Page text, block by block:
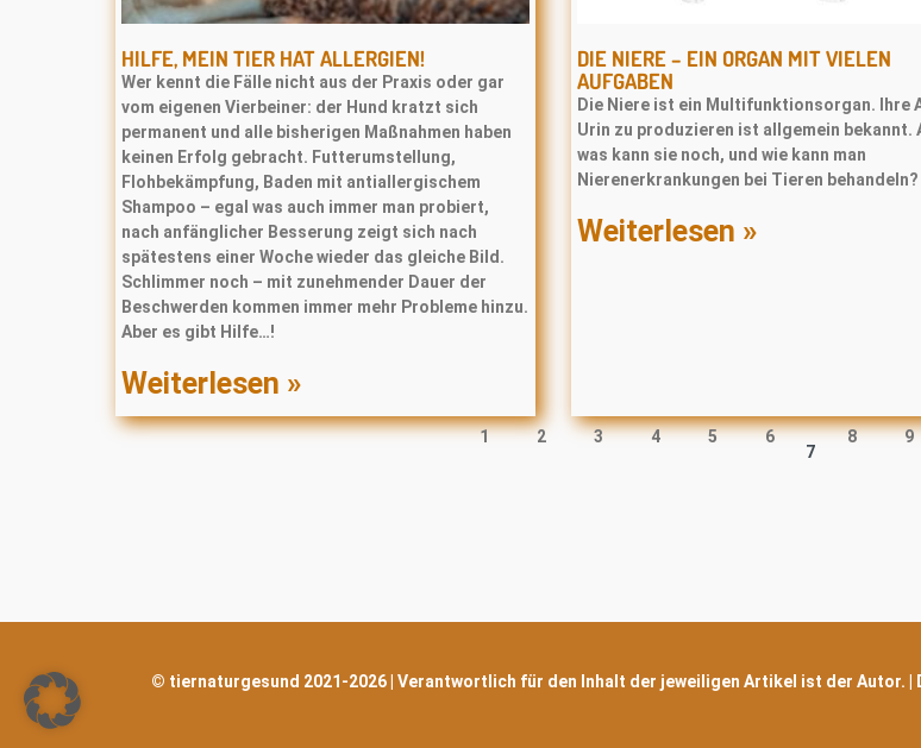
HILFE, MEIN TIER HAT ALLERGIEN!
Wer kennt die Fälle nicht aus der Praxis oder gar
vom eigenen Vierbeiner: der Hund kratzt sich
permanent und alle bisherigen Maßnahmen haben
keinen Erfolg gebracht. Futterumstellung,
Flohbekämpfung, Baden mit antiallergischem
Shampoo – egal was auch immer man probiert,
nach anfänglicher Besserung zeigt sich nach
spätestens einer Woche wieder das gleiche Bild.
Schlimmer noch – mit zunehmender Dauer der
Beschwerden kommen immer mehr Probleme hinzu.
Aber es gibt Hilfe…!
Weiterlesen »
DIE NIERE – EIN ORGAN MIT VIELEN
AUFGABEN
Die Niere ist ein Multifunktionsorgan. Ihre
Urin zu produzieren ist allgemein bekannt.
was kann sie noch, und wie kann man
Nierenerkrankungen bei Tieren behandeln?
Weiterlesen »
1 2 3 4 5
6
7
8 9
© tiernaturgesund 2021-2026 | Verantwortlich für den Inhalt der jeweiligen Artikel ist der Autor.